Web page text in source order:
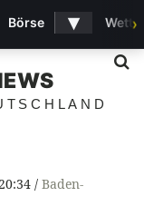
Baden-
Börse ▾ ›